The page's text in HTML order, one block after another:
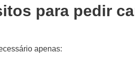
para pedir
apenas: